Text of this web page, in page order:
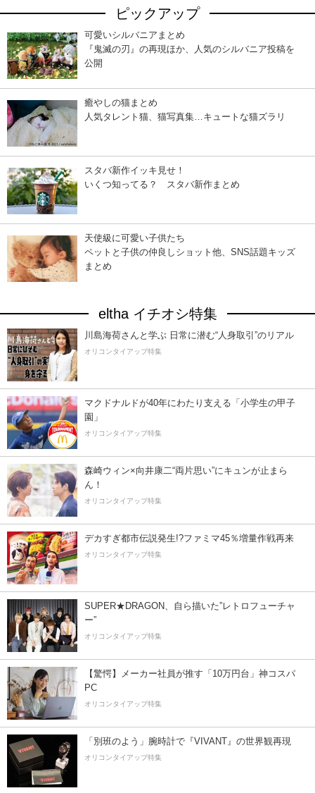
ピックアップ
可愛いシルバニアまとめ
『鬼滅の刃』の再現ほか、人気のシルバニア投稿を
公開
癒やしの猫まとめ
人気タレント猫、猫写真集…キュートな猫ズラリ
スタバ新作イッキ見せ！
いくつ知ってる？ スタバ新作まとめ
天使級に可愛い子供たち
ペットと子供の仲良しショット他、SNS話題キッズ
まとめ
eltha イチオシ特集
川島海荷さんと学ぶ 日常に潜む“人身取引”のリアル
オリコンタイアップ特集
マクドナルドが40年にわたり支える「小学生の甲子
園」
オリコンタイアップ特集
森崎ウィン×向井康二“両片思い”にキュンが止まら
ん！
オリコンタイアップ特集
デカすぎ都市伝説発生!?ファミマ45％増量作戦再来
オリコンタイアップ特集
SUPER★DRAGON、自ら描いた”レトロフューチャ
ー”
オリコンタイアップ特集
【驚愕】メーカー社員が推す「10万円台」神コスパ
PC
オリコンタイアップ特集
「別班のよう」腕時計で『VIVANT』の世界観再現
オリコンタイアップ特集